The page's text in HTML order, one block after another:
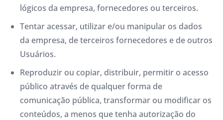
lógicos da empresa, fornecedores ou terceiros.
Tentar acessar, utilizar e/ou manipular os dados
da empresa, de terceiros fornecedores e de outros
Usuários.
Reproduzir ou copiar, distribuir, permitir o acesso
público através de qualquer forma de
comunicação pública, transformar ou modificar os
conteúdos, a menos que tenha autorização do